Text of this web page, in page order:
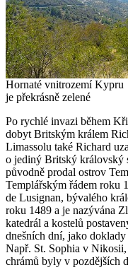
Hornaté vnitrozemí Kypru
je překrásně zelené
Po rychlé invazi během
dobyt Britským králem
Limassolu také Richard
o jediný Britský královský
původně prodal ostrov
Templářským řádem roku
de Lusignan, bývalého
roku 1489 a je nazývána
katedrál a kostelů
dnešních dní, jako
Např. St. Sophia v
chrámů byly v pozdějších